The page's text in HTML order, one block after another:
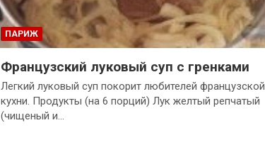
ПАРИЖ
Французский луковый суп с гренками
Легкий луковый суп покорит любителей французской
кухни. Продукты (на 6 порций) Лук желтый репчатый
(чищеный и…